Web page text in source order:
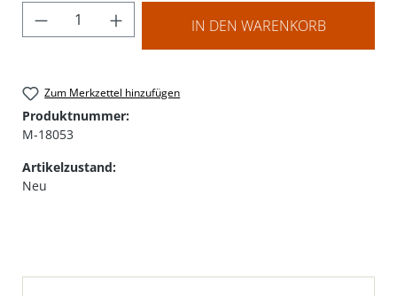
Produkt Anzahl: Gib den gewünschten
IN DEN WARENKORB
Zum Merkzettel hinzufügen
Produktnummer:
M-18053
Artikelzustand:
Neu